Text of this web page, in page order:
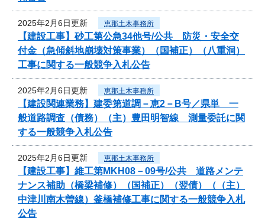
2025年2月6日更新 恵那土木事務所
【建設工事】砂工第公急34他号/公共 防災・安全交
付金（急傾斜地崩壊対策事業）（国補正）（八重洞）
工事に関する一般競争入札公告
2025年2月6日更新 恵那土木事務所
【建設関連業務】建委第道調－恵2－B号／県単 一
般道路調査（債務）（主）豊田明智線 測量委託に関
する一般競争入札公告
2025年2月6日更新 恵那土木事務所
【建設工事】維工第MKH08－09号/公共 道路メンテ
ナンス補助（橋梁補修）（国補正）（翌債）（（主）
中津川南木曽線）釜橋補修工事に関する一般競争入札
公告